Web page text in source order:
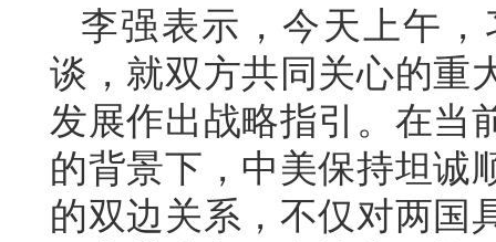
李强表示，今天上午
谈，就双方共同关心的重
发展作出战略指引。在当
的背景下，中美保持坦诚
的双边关系，不仅对两国